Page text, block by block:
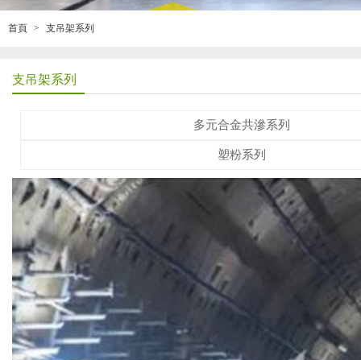
首頁 支吊架系列
支吊架系列
多元合金共滲系列
塑粉系列